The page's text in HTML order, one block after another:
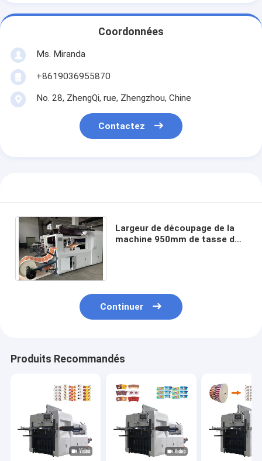
Coordonnées
Ms. Miranda
+8619036955870
No. 28, ZhengQi, rue, Zhengzhou, Chine
Contactez
Largeur de découpage de la
machine 950mm de tasse de
Continuer
Produits Recommandés